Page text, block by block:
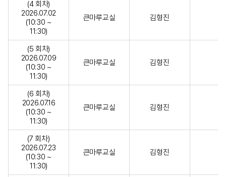
(4 회차)
2026.07.02
(10:30 ~
11:30)
큰마루교실 김형진
(5 회차)
2026.07.09
(10:30 ~
11:30)
큰마루교실 김형진
(6 회차)
2026.07.16
(10:30 ~
11:30)
큰마루교실 김형진
(7 회차)
2026.07.23
(10:30 ~
11:30)
큰마루교실 김형진